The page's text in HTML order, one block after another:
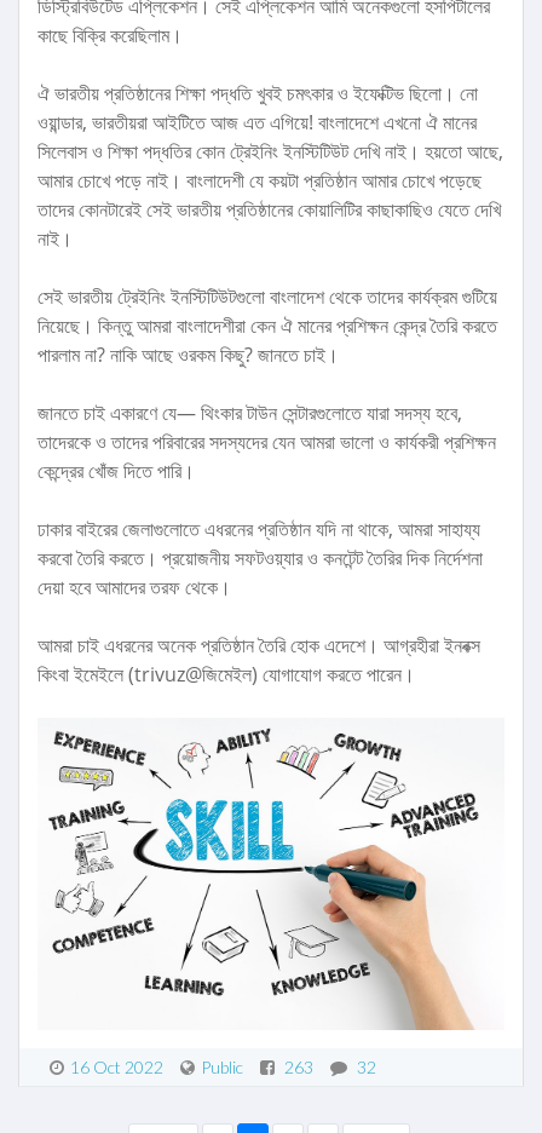
ডিস্ট্রিবিউটেড এপ্লিকেশন। সেই এপ্লিকেশন আমি অনেকগুলো হসপিটালের
কাছে বিক্রি করেছিলাম।
ঐ ভারতীয় প্রতিষ্ঠানের শিক্ষা পদ্ধতি খুবই চমৎকার ও ইফেক্টিভ ছিলো। নো
ওয়ান্ডার, ভারতীয়রা আইটিতে আজ এত এগিয়ে! বাংলাদেশে এখনো ঐ মানের
সিলেবাস ও শিক্ষা পদ্ধতির কোন ট্রেইনিং ইনস্টিটিউট দেখি নাই। হয়তো আছে,
আমার চোখে পড়ে নাই। বাংলাদেশী যে কয়টা প্রতিষ্ঠান আমার চোখে পড়েছে
তাদের কোনটারেই সেই ভারতীয় প্রতিষ্ঠানের কোয়ালিটির কাছাকাছিও যেতে দেখি
নাই।
সেই ভারতীয় ট্রেইনিং ইনস্টিটিউটগুলো বাংলাদেশ থেকে তাদের কার্যক্রম গুটিয়ে
নিয়েছে। কিন্তু আমরা বাংলাদেশীরা কেন ঐ মানের প্রশিক্ষন কেন্দ্র তৈরি করতে
পারলাম না? নাকি আছে ওরকম কিছু? জানতে চাই।
জানতে চাই একারণে যে— থিংকার টাউন সেন্টারগুলোতে যারা সদস্য হবে,
তাদেরকে ও তাদের পরিবারের সদস্যদের যেন আমরা ভালো ও কার্যকরী প্রশিক্ষন
কেন্দ্রের খোঁজ দিতে পারি।
ঢাকার বাইরের জেলাগুলোতে এধরনের প্রতিষ্ঠান যদি না থাকে, আমরা সাহায্য
করবো তৈরি করতে। প্রয়োজনীয় সফটওয়্যার ও কনটেন্ট তৈরির দিক নির্দেশনা
দেয়া হবে আমাদের তরফ থেকে।
আমরা চাই এধরনের অনেক প্রতিষ্ঠান তৈরি হোক এদেশে। আগ্রহীরা ইনবক্স
কিংবা ইমেইলে (trivuz@জিমেইল) যোগাযোগ করতে পারেন।
16 Oct 2022 Public 263 32